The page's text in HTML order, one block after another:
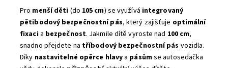
Pro menší děti (do 105 cm) se využívá integrovaný
pětibodový bezpečnostní pás, který zajišťuje optimální
fixaci a bezpečnost. Jakmile dítě vyroste nad 100 cm,
snadno přejdete na tříbodový bezpečnostní pás vozidla.
Díky nastavitelné opěrce hlavy a pásůmse autosedačka